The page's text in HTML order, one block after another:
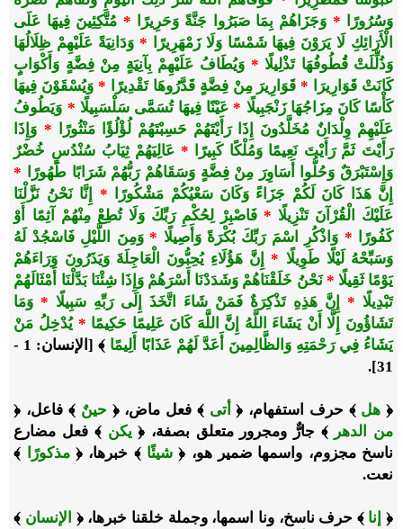
وَسُرُورًا * وَجَزَاهُمْ بِمَا صَبَرُوا جَنَّةً وَحَرِيرًا * مُتَّكِئِينَ فِيهَا عَلَى
الْأَرَائِكِ لَا يَرَوْنَ فِيهَا شَمْسًا وَلَا زَمْهَرِيرًا *وَدَانِيَةً عَلَيْهِمْ ظِلَالُهَا
وَذُلِّلَتْ قُطُوفُهَا تَذْلِيلًا* وَيُطَافُ عَلَيْهِمْ بِآنِيَةٍ مِنْ فِضَّةٍ وَأَكْوَابٍ
كَانَتْ قَوَارِيرَا *قَوَارِيرَ مِنْ فِضَّةٍ قَدَّرُوهَا تَقْدِيرًا *وَيُسْقَوْنَ فِيهَا
كَأْسًا كَانَ مِزَاجُهَا زَنْجَبِيلًا *عَيْنًا فِيهَا تُسَمَّى سَلْسَبِيلًا * وَيَطُوفُ
عَلَيْهِمْ وِلْدَانٌ مُخَلَّدُونَ إِذَا رَأَيْتَهُمْ حَسِبْتَهُمْ لُؤْلُؤًا مَنْثُورًا * وَإِذَا
رَأَيْتَ ثَمَّ رَأَيْتَ نَعِيمًا وَمُلْكًا كَبِيرًا * عَالِيَهُمْ ثِيَابُ سُنْدُسٍ خُضْرٌ
وَإِسْتَبْرَقٌ وَحُلُّوا أَسَاوِرَ مِنْ فِضَّةٍ وَسَقَاهُمْ رَبُّهُمْ شَرَابًا طَهُورًا *
إِنَّ هَذَا كَانَ لَكُمْ جَزَاءً وَكَانَ سَعْيُكُمْ مَشْكُورًا * إِنَّا نَحْنُ نَزَّلْنَا
عَلَيْكَ الْقُرْآنَ تَنْزِيلًا * فَاصْبِرْ لِحُكْمِ رَبِّكَ وَلَا تُطِعْ مِنْهُمْ آثِمًا أَوْ
كَفُورًا * وَاذْكُرِ اسْمَ رَبِّكَ بُكْرَةً وَأَصِيلًا *وَمِنَ اللَّيْلِ فَاسْجُدْ لَهُ
وَسَبِّحْهُ لَيْلًا طَوِيلًا * إِنَّ هَؤُلَاءِ يُحِبُّونَ الْعَاجِلَةَ وَيَذَرُونَ وَرَاءَهُمْ
يَوْمًا ثَقِيلًا *نَحْنُ خَلَقْنَاهُمْ وَشَدَدْنَا أَسْرَهُمْ وَإِذَا شِئْنَا بَدَّلْنَا أَمْثَالَهُمْ
تَبْدِيلًا *إِنَّ هَذِهِ تَذْكِرَةٌ فَمَنْ شَاءَ اتَّخَذَ إِلَى رَبِّهِ سَبِيلًا *وَمَا
تَشَاؤُونَ إِلَّا أَنْ يَشَاءَ اللَّهُ إِنَّ اللَّهَ كَانَ عَلِيمًا حَكِيمًا * يُدْخِلُ مَنْ
يَشَاءُ فِي رَحْمَتِهِ وَالظَّالِمِينَ أَعَدَّ لَهُمْ عَذَابًا أَلِيمًا
﴾ [الإنسان: 1 -
31].
﴿ هل ﴾ حرف استفهام، ﴿ أتى ﴾ فعل ماض، ﴿ حينٌ ﴾ فاعل، ﴿
من الدهر ﴾ جارٌّ ومجرور متعلق بصفة، ﴿ يكن ﴾ فعل مضارع
ناسخ مجزوم، واسمها ضمير هو، ﴿ شيئًا ﴾ خبرها، ﴿مذكورًا
﴾
نعت.
﴿ إنا ﴾ حرف ناسخ، ونا اسمها، وجملة خلقنا خبرها، ﴿ الإنسان ﴾